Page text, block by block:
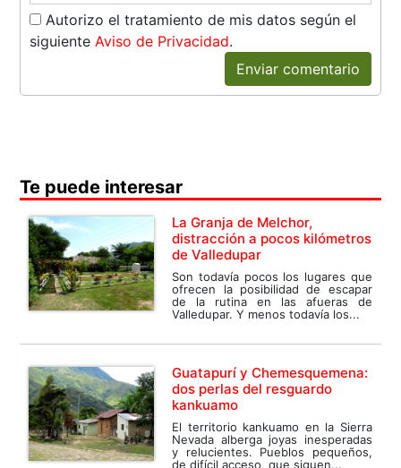
Autorizo el tratamiento de mis datos según el
siguienteAviso de Privacidad.
Enviar comentario
Te puede interesar
La Granja de Melchor,
distracción a pocos kilómetros
de Valledupar
Son todavía pocos los lugares que
ofrecen la posibilidad de escapar
de la rutina en las afueras de
Valledupar. Y menos todavía los...
Guatapurí y Chemesquemena:
dos perlas del resguardo
kankuamo
El territorio kankuamo en la Sierra
Nevada alberga joyas inesperadas
y relucientes. Pueblos pequeños,
de difícil acceso, que siguen...